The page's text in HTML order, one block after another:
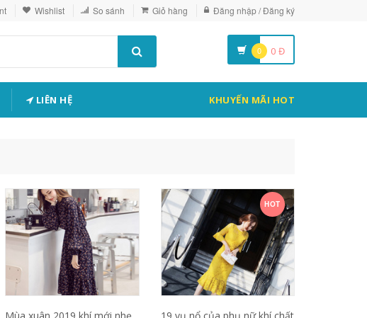
Wishlist So sánh Giỏ hàng Đăng nhập / Đăng ký
0 0 Đ
LIÊN HỆ KHUYẾN MÃI HOT
HOT